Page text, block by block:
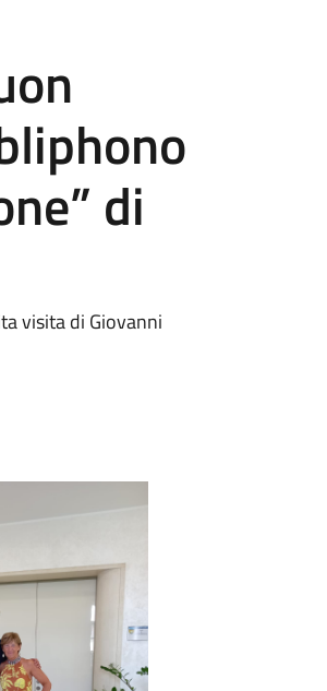
di
visita di Giovanni